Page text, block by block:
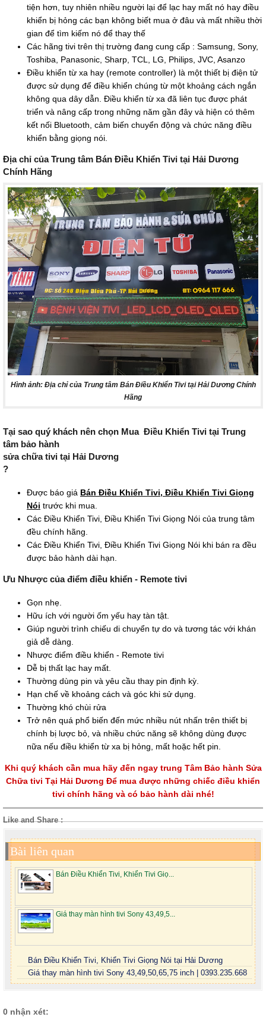
tiện hơn, tuy nhiên nhiều người lại để lạc hay mất nó hay điều
khiển bị hỏng các bạn không biết mua ở đâu và mất nhiều thời
gian để tìm kiếm nó để thay thế
Các hãng tivi trên thị trường đang cung cấp : Samsung, Sony,
Toshiba, Panasonic, Sharp, TCL, LG, Philips, JVC, Asanzo
Điều khiển từ xa hay (remote controller) là một thiết bị điện tử
được sử dụng để điều khiển chúng từ một khoảng cách ngắn
không qua dây dẫn. Điều khiển từ xa đã liên tục được phát
triển và nâng cấp trong những năm gần đây và hiện có thêm
kết nối Bluetooth, cảm biến chuyển động và chức năng điều
khiển bằng giọng nói.
Địa chỉ của Trung tâm Bán Điều Khiển Tivi tại Hải Dương
Chính Hãng
Hình ảnh: Địa chỉ của Trung tâm Bán Điều Khiển Tivi tại Hải Dương Chính
Hãng
Tại sao quý khách nên chọn Mua Điều Khiển Tivi tại Trung
tâm bảo hành
sửa chữa tivi tại Hải Dương
?
Được báo giá Bán Điều Khiển Tivi, Điều Khiển Tivi Giọng
Nói trước khi mua.
Các Điều Khiển Tivi, Điều Khiển Tivi Giọng Nói của trung tâm
đều chính hãng.
Các Điều Khiển Tivi, Điều Khiển Tivi Giọng Nói khi bán ra đều
được bảo hành dài hạn.
Ưu Nhược của điểm điều khiển - Remote tivi
Gọn nhẹ.
Hữu ích với người ốm yếu hay tàn tật.
Giúp người trình chiếu di chuyển tự do và tương tác với khán
giả dễ dàng.
Nhược điểm điều khiển - Remote tivi
Dễ bị thất lạc hay mất.
Thường dùng pin và yêu cầu thay pin định kỳ.
Hạn chế về khoảng cách và góc khi sử dụng.
Thường khó chùi rửa
Trở nên quá phổ biến đến mức nhiều nút nhấn trên thiết bị
chính bị lược bỏ, và nhiều chức năng sẽ không dùng được
nữa nếu điều khiển từ xa bị hỏng, mất hoặc hết pin.
Khi quý khách cần mua hãy đến ngay trung Tâm Bảo hành Sửa
Chữa tivi Tại Hải Dương Để mua được những chiếc điều khiển
tivi chính hãng và có bảo hành dài nhé!
Like and Share :
Bài liên quan
Bán Điều Khiển Tivi, Khiển Tivi Giọ...
Giá thay màn hình tivi Sony 43,49,5...
Bán Điều Khiển Tivi, Khiển Tivi Giọng Nói tại Hải Dương
Giá thay màn hình tivi Sony 43,49,50,65,75 inch | 0393.235.668
0 nhận xét: